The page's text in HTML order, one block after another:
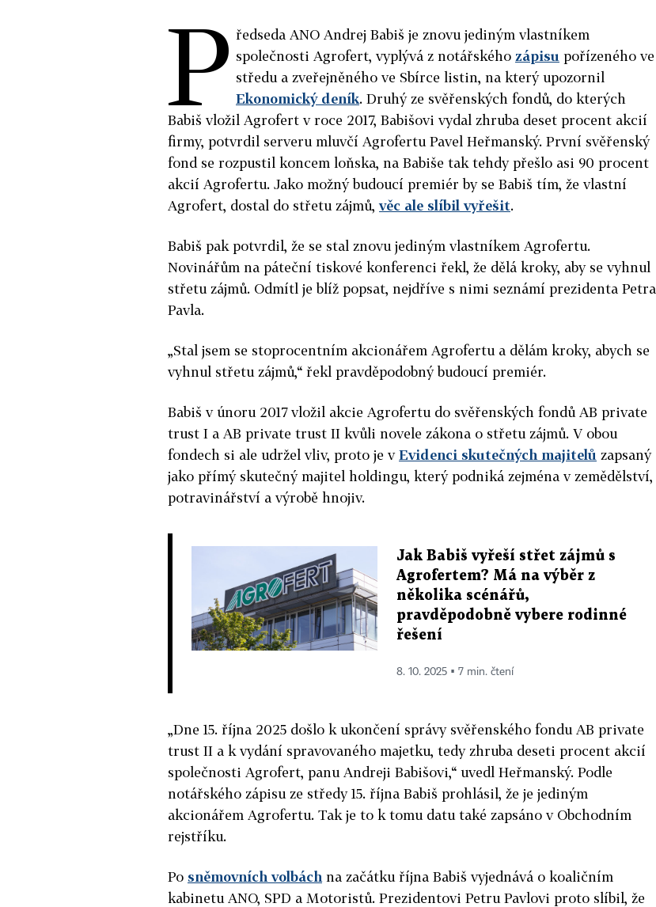
P ředseda ANO Andrej Babiš je znovu jediným vlastníkem
společnosti Agrofert, vyplývá z notářského zápisu pořízeného ve
středu a zveřejněného ve Sbírce listin, na který upozornil
Ekonomický deník. Druhý ze svěřenských fondů, do kterých
Babiš vložil Agrofert v roce 2017, Babišovi vydal zhruba deset procent akcií
firmy, potvrdil serveru mluvčí Agrofertu Pavel Heřmanský. První svěřenský
fond se rozpustil koncem loňska, na Babiše tak tehdy přešlo asi 90 procent
akcií Agrofertu. Jako možný budoucí premiér by se Babiš tím, že vlastní
Agrofert, dostal do střetu zájmů,věc ale slíbil vyřešit.
Babiš pak potvrdil, že se stal znovu jediným vlastníkem Agrofertu.
Novinářům na páteční tiskové konferenci řekl, že dělá kroky, aby se vyhnul
střetu zájmů. Odmítl je blíž popsat, nejdříve s nimi seznámí prezidenta Petra
Pavla.
„Stal jsem se stoprocentním akcionářem Agrofertu a dělám kroky, abych se
vyhnul střetu zájmů,“ řekl pravděpodobný budoucí premiér.
Babiš v únoru 2017 vložil akcie Agrofertu do svěřenských fondů AB private
trust I a AB private trust II kvůli novele zákona o střetu zájmů. V obou
fondech si ale udržel vliv, proto je vEvidenci skutečných majitelů zapsaný
jako přímý skutečný majitel holdingu, který podniká zejména v zemědělství,
potravinářství a výrobě hnojiv.
Jak Babiš vyřeší střet zájmů s
Agrofertem? Má na výběr z
několika scénářů,
pravděpodobně vybere rodinné
řešení
8. 10. 2025 ▪ 7 min. čtení
„Dne 15. října 2025 došlo k ukončení správy svěřenského fondu AB private
trust II a k vydání spravovaného majetku, tedy zhruba deseti procent akcií
společnosti Agrofert, panu Andreji Babišovi,“ uvedl Heřmanský. Podle
notářského zápisu ze středy 15. října Babiš prohlásil, že je jediným
akcionářem Agrofertu. Tak je to k tomu datu také zapsáno v Obchodním
rejstříku.
Po sněmovních volbách na začátku října Babiš vyjednává o koaličním
kabinetu ANO, SPD a Motoristů. Prezidentovi Petru Pavlovi proto slíbil, že